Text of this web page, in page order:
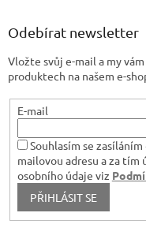
Odebírat newsletter
Vložte svůj e-mail a my
produktech na našem e-
E-mail
Souhlasím se
mailovou adresu a za
osobního údaje viz
PŘIHLÁSIT SE